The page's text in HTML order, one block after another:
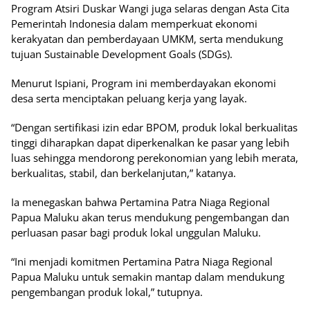
Program Atsiri Duskar Wangi juga selaras dengan Asta Cita
Pemerintah Indonesia dalam memperkuat ekonomi
kerakyatan dan pemberdayaan UMKM, serta mendukung
tujuan Sustainable Development Goals (SDGs).
Menurut Ispiani, Program ini memberdayakan ekonomi
desa serta menciptakan peluang kerja yang layak.
“Dengan sertifikasi izin edar BPOM, produk lokal berkualitas
tinggi diharapkan dapat diperkenalkan ke pasar yang lebih
luas sehingga mendorong perekonomian yang lebih merata,
berkualitas, stabil, dan berkelanjutan,” katanya.
Ia menegaskan bahwa Pertamina Patra Niaga Regional
Papua Maluku akan terus mendukung pengembangan dan
perluasan pasar bagi produk lokal unggulan Maluku.
“Ini menjadi komitmen Pertamina Patra Niaga Regional
Papua Maluku untuk semakin mantap dalam mendukung
pengembangan produk lokal,” tutupnya.